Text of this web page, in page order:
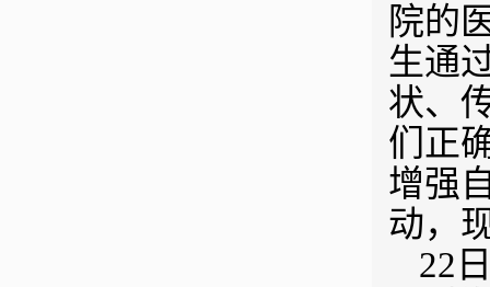
院的
生通
状、
们正
增强
动，
22